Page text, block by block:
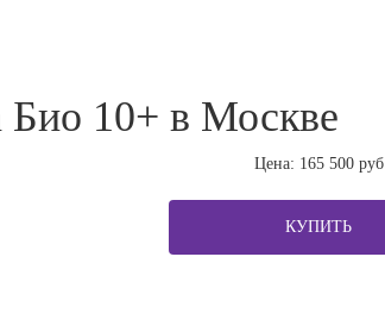
Био 10+ в Москве
Цена: 165 500руб
КУПИТЬ